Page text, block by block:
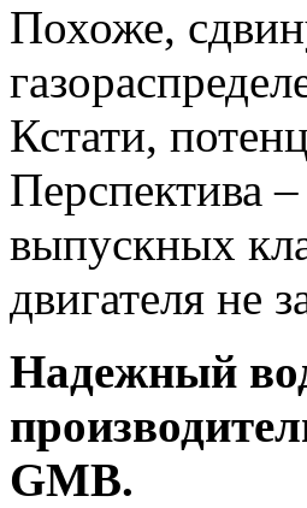
Похоже,
Кстати,
Перспектива
выпускных
двигателя не
Надежный
GMB.